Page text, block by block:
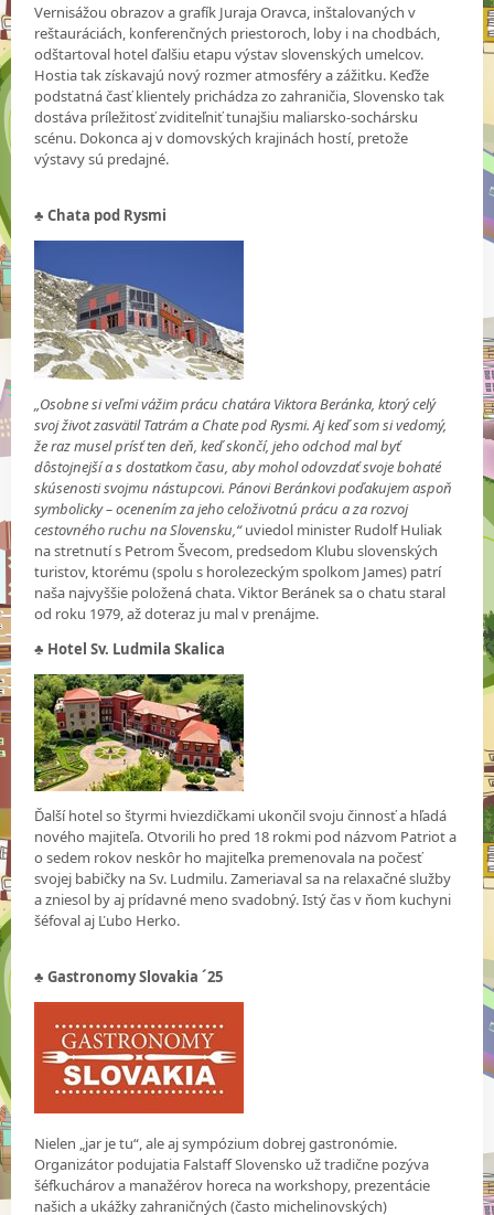
Vernisážou obrazov a grafík Juraja Oravca, inštalovaných v
reštauráciách, konferenčných priestoroch, loby i na chodbách,
odštartoval hotel ďalšiu etapu výstav slovenských umelcov.
Hostia tak získavajú nový rozmer atmosféry a zážitku. Keďže
podstatná časť klientely prichádza zo zahraničia, Slovensko tak
dostáva príležitosť zviditeľniť tunajšiu maliarsko-sochársku
scénu. Dokonca aj v domovských krajinách hostí, pretože
výstavy sú predajné.
♣ Chata pod Rysmi
„Osobne si veľmi vážim prácu chatára Viktora Beránka, ktorý celý
svoj život zasvätil Tatrám a Chate pod Rysmi. Aj keď som si vedomý,
že raz musel prísť ten deň, keď skončí, jeho odchod mal byť
dôstojnejší a s dostatkom času, aby mohol odovzdať svoje bohaté
skúsenosti svojmu nástupcovi. Pánovi Beránkovi poďakujem aspoň
symbolicky – ocenením za jeho celoživotnú prácu a za rozvoj
cestovného ruchu na Slovensku,“uviedol minister Rudolf Huliak
na stretnutí s Petrom Švecom, predsedom Klubu slovenských
turistov, ktorému (spolu s horolezeckým spolkom James) patrí
naša najvyššie položená chata. Viktor Beránek sa o chatu staral
od roku 1979, až doteraz ju mal v prenájme.
♣ Hotel Sv. Ludmila Skalica
Ďalší hotel so štyrmi hviezdičkami ukončil svoju činnosť a hľadá
nového majiteľa. Otvorili ho pred 18 rokmi pod názvom Patriot a
o sedem rokov neskôr ho majiteľka premenovala na počesť
svojej babičky na Sv. Ludmilu. Zameriaval sa na relaxačné služby
a zniesol by aj prídavné meno svadobný. Istý čas v ňom kuchyni
šéfoval aj Ľubo Herko.
♣Gastronomy Slovakia ´25
Nielen „jar je tu“, ale aj sympózium dobrej gastronómie.
Organizátor podujatia Falstaff Slovensko už tradične pozýva
šéfkuchárov a manažérov horeca na workshopy, prezentácie
našich a ukážky zahraničných (často michelinovských)